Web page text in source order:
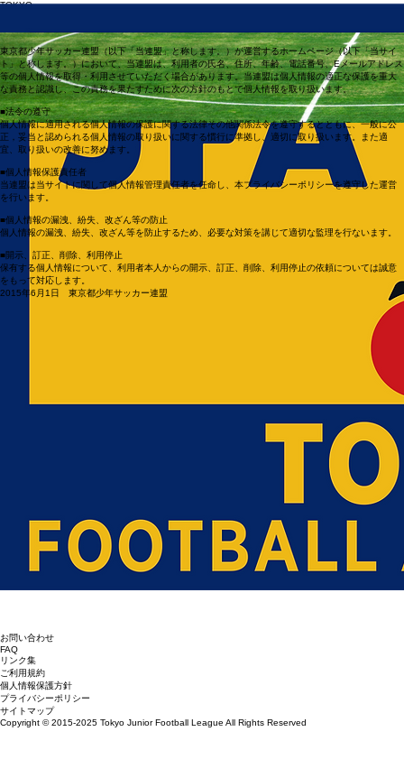
​TOKYO
プライバシーポリシー
東京都少年サッカー連盟（以下「当連盟」と称します。）が運営するホームページ（以下「当サイ
ト」と称します。）において、当連盟は、利用者の氏名、住所、年齢、電話番号、Eメールアドレス
等の個人情報を取得・利用させていただく場合があります。当連盟は個人情報の適正な保護を重大
な責務と認識し、この責務を果たすために次の方針のもとで個人情報を取り扱います。
■法令の遵守
個人情報に適用される個人情報の保護に関する法律その他関係法令を遵守するとともに、一般に公
正，妥当と認められる個人情報の取り扱いに関する慣行に準拠し、適切に取り扱います。また適
宜、取り扱いの改善に努めます。
■個人情報保護責任者
当連盟は当サイトに関して個人情報管理責任者を任命し、本プライバシーポリシーを遵守した運営
を行います。
■個人情報の漏洩、紛失、改ざん等の防止
個人情報の漏洩、紛失、改ざん等を防止するため、必要な対策を講じて適切な監理を行ないます。
■開示、訂正、削除、利用停止
保有する個人情報について、利用者本人からの開示、訂正、削除、利用停止の依頼については誠意
をもって対応します。
2015年6月1日 東京都少年サッカー連盟
​お問い合わせ
​FAQ
​リンク集
​ご利用規約
​個人情報保護方針
​プライバシーポリシー
​サイトマップ
Copyright © 2015-2025 Tokyo Junior Football League All Rights Reserved